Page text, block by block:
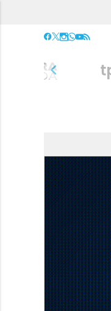
chevron_left